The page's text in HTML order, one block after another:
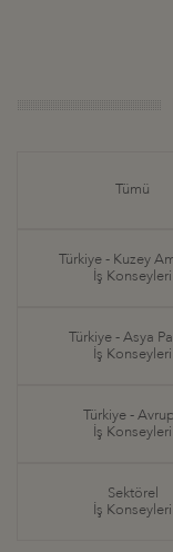
Tümü
Türkiye - Kuzey
İş Konseyleri
Türkiye - Asya
İş Konseyleri
Türkiye -
İş Konseyleri
Sektörel
İş Konseyleri